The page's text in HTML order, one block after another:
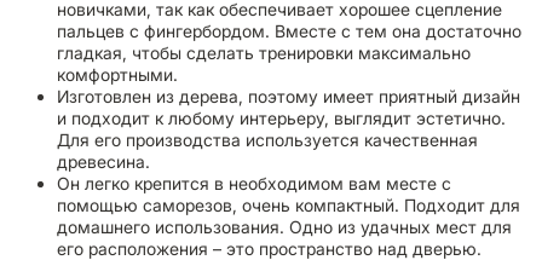
новичками, так как обеспечивает хорошее сцепление
пальцев с фингербордом. Вместе с тем она достаточно
гладкая, чтобы сделать тренировки максимально
комфортными.
Изготовлен из дерева, поэтому имеет приятный дизайн
и подходит к любому интерьеру, выглядит эстетично.
Для его производства используется качественная
древесина.
Он легко крепится в необходимом вам месте с
помощью саморезов, очень компактный. Подходит для
домашнего использования. Одно из удачных мест для
его расположения – это пространство над дверью.